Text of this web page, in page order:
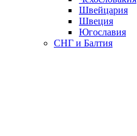
Швейцария
Швеция
Югославия
СНГ и Балтия